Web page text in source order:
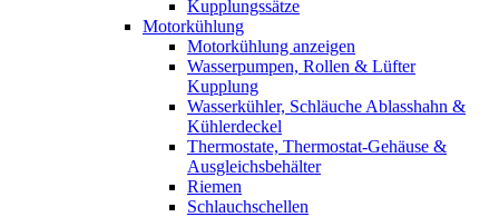
Kupplungssätze
Motorkühlung
Motorkühlung anzeigen
Wasserpumpen, Rollen & Lüfter
Kupplung
Wasserkühler, Schläuche Ablasshahn &
Kühlerdeckel
Thermostate, Thermostat-Gehäuse &
Ausgleichsbehälter
Riemen
Schlauchschellen